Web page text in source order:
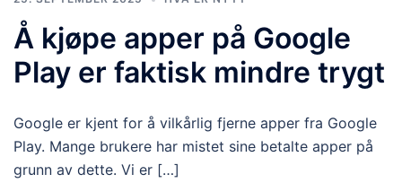
Å kjøpe apper på Google
Play er faktisk mindre trygt
Google er kjent for å vilkårlig fjerne apper fra Google
Play. Mange brukere har mistet sine betalte apper på
grunn av dette. Vi er […]